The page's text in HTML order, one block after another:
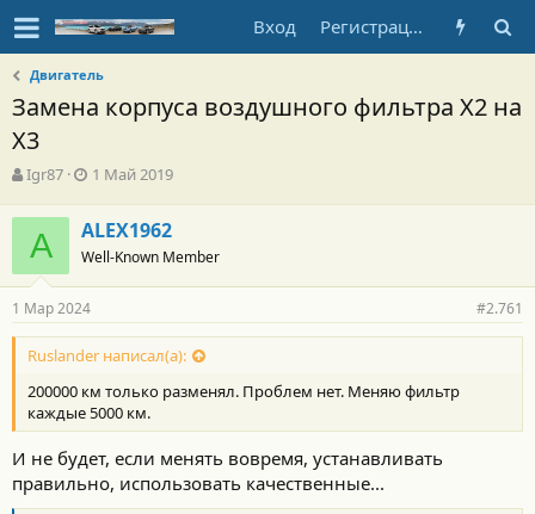
Вход Регистрация
Двигатель
Замена корпуса воздушного фильтра Х2 на
Х3
А
т
р
т
е
м
ы
Igr87
Д
а
н
а
л
а
1 Май 2019
A ALEX1962
Well-Known Member
1 Мар 2024 #2.761
Ruslander написал(а):
200000 км только разменял. Проблем нет. Меняю фильтр
каждые 5000 км.
И не будет, если менять вовремя, устанавливать
правильно, использовать качественные...